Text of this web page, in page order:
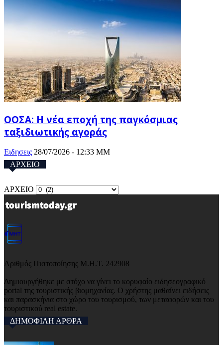
ΟΟΣΑ: Η νέα εποχή της παγκόσμιας
ταξιδιωτικής αγοράς
Ειδησεις 28/07/2026 - 12:33 ΜΜ
ΑΡΧΕΙΟ
ΑΡΧΕΙΟ
Αριθμός Πιστοποίησης Μ.Η.Τ. 242908
Δημιουργήθηκε με στόχο να γίνει το κορυφαίο ειδησεογραφικό
portal της τουριστικής βιομηχανίας. Ο χρήστης μαθαίνει ειδήσεις
και παρασκήνια στο χώρο του τουρισμού, των μεταφορών και του
τουριστικού real estate.
ΔΗΜΟΦΙΛΗ ΑΡΘΡΑ